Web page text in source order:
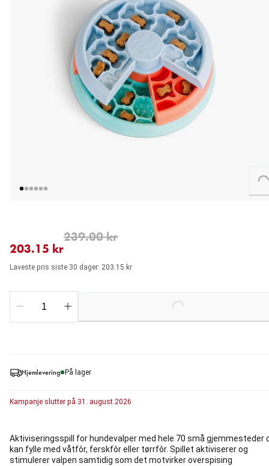
Loading...
Hjemlevering På lager
Kampanje slutter på 31. august 2026
Aktiviseringsspill for hundevalper med hele 70 små gjemmesteder
kan fylle med våtfôr, ferskfôr eller tørrfôr. Spillet aktiviserer og
stimulerer valpen samtidig som det motvirker overspising
203.15 kr
nåværende pris 203.15 kr
239.00 kr
opprinnelig pris 239.00 kr
Laveste pris siste 30 dager: 203.15 kr
Loading...